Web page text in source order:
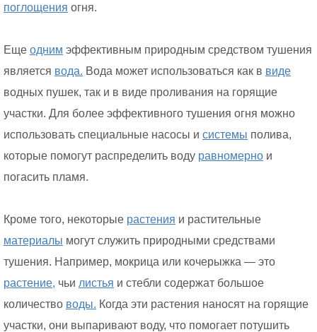
поглощения огня.
Еще одним эффективным природным средством тушения
является вода. Вода может использоваться как в виде
водных пушек, так и в виде проливания на горящие
участки. Для более эффективного тушения огня можно
использовать специальные насосы и системы полива,
которые помогут распределить воду равномерно и
погасить пламя.
Кроме того, некоторые растения и растительные
материалы могут служить природными средствами
тушения. Например, мокрица или кочерыжка — это
растение, чьи листья и стебли содержат большое
количество воды. Когда эти растения наносят на горящие
участки, они выпаривают воду, что помогает потушить